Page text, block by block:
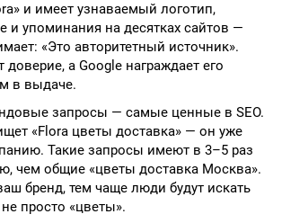
и имеет узнаваемый логотип,
и упоминания на десятках сайтов —
«Это авторитетный источник».
доверие, а Google награждает его
в выдаче.
запросы — самые ценные в SEO.
«Flora цветы доставка» — он уже
Такие запросы имеют в 3–5 раз
чем общие «цветы доставка Москва».
бренд, тем чаще люди будут искать
просто «цветы».